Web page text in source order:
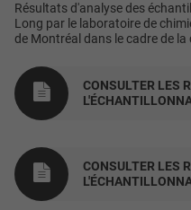
Résultats d'analyse des
Long par le laboratoire de
de Montréal dans le cadre de
CONSULTER LES
CONSULTER LES